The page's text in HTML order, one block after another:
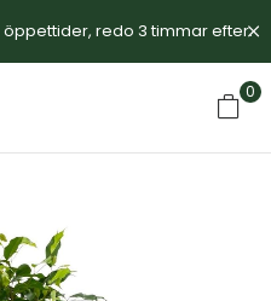
redo 3 timmar efter.
0